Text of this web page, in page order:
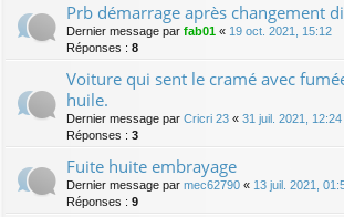
Prb démarrage après changement
Dernier message par fab01 « 19 oct. 2021, 15:12
Réponses : 8
Voiture qui sent le cramé avec
huile.
Dernier message par Cricri 23 « 31 juil. 2021, 12:24
Réponses : 3
Fuite huite embrayage
Dernier message par mec62790 « 13 juil. 2021,
Réponses : 9